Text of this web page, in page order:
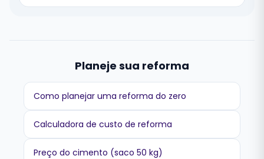
Planeje sua reforma
Como planejar uma reforma do zero
Calculadora de custo de reforma
Preço do cimento (saco 50 kg)